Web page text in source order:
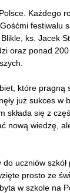
Każdego
festiwalu
ks. Jacek
oraz ponad
które pragną
już sukces w
składa się z
nową wiedzę,
do uczniów
prosto ze
w szkole na